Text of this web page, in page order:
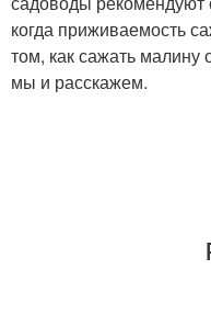
когда приживаемость
том, как сажать малину
мы и расскажем.